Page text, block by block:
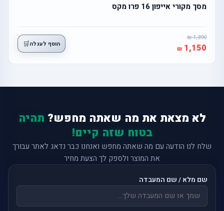
מסך מקורי אייפון 16 פרו מקס
1,390
1,150 הוסף לעגלה🛒
לא מצאת את מה שאתה מחפש? תהיה
בטוח שזה קיים!
שלח לנו הודעה עם מה שאתה מחפש ואנחנו כבר נדאג לאתר עבורך
את המוצר ולספק לך הצעת מחיר
שם מלא / שם המעבדה